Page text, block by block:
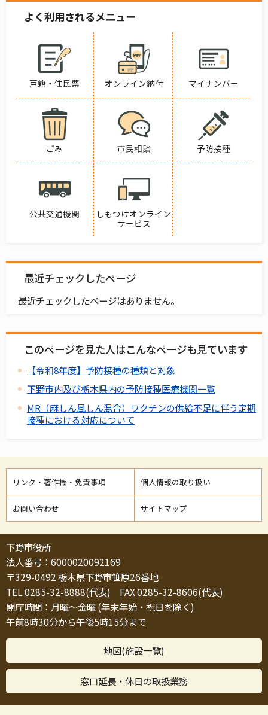
よく利用されるメニュー
戸籍・住民票 オンライン納付 マイナンバー
ごみ 市民相談 予防接種
公共交通機関
しもつけオンライン
サービス
最近チェックしたページ
最近チェックしたページはありません。
このページを見た人はこんなページも見ています
【令和8年度】予防接種の種類と対象
下野市内及び栃木県内の予防接種医療機関一覧
MR（麻しん風しん混合）ワクチンの供給不足に伴う定期
接種における対応について
リンク・著作権・免責事項 個人情報の取り扱い
お問い合わせ サイトマップ
下野市役所
法人番号：6000020092169
〒329-0492 栃木県下野市笹原26番地
TEL 0285-32-8888(代表) FAX 0285-32-8606(代表)
開庁時間：月曜～金曜 (年末年始・祝日を除く)
午前8時30分から午後5時15分まで
地図(施設一覧)
窓口延長・休日の取扱業務